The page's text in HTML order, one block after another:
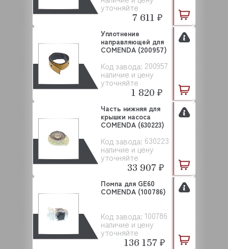
уточняйте
7 611 ₽
Код завода: 200957
наличие и цену
уточняйте
Уплотнение
направляющей для
COMENDA (200957)
1 820 ₽
Код завода: 630223
наличие и цену
уточняйте
Часть нижняя для
крышки насоса
COMENDA (630223)
33 907 ₽
Код завода: 100786
наличие и цену
уточняйте
Помпа для GE60
COMENDA (100786)
136 157 ₽